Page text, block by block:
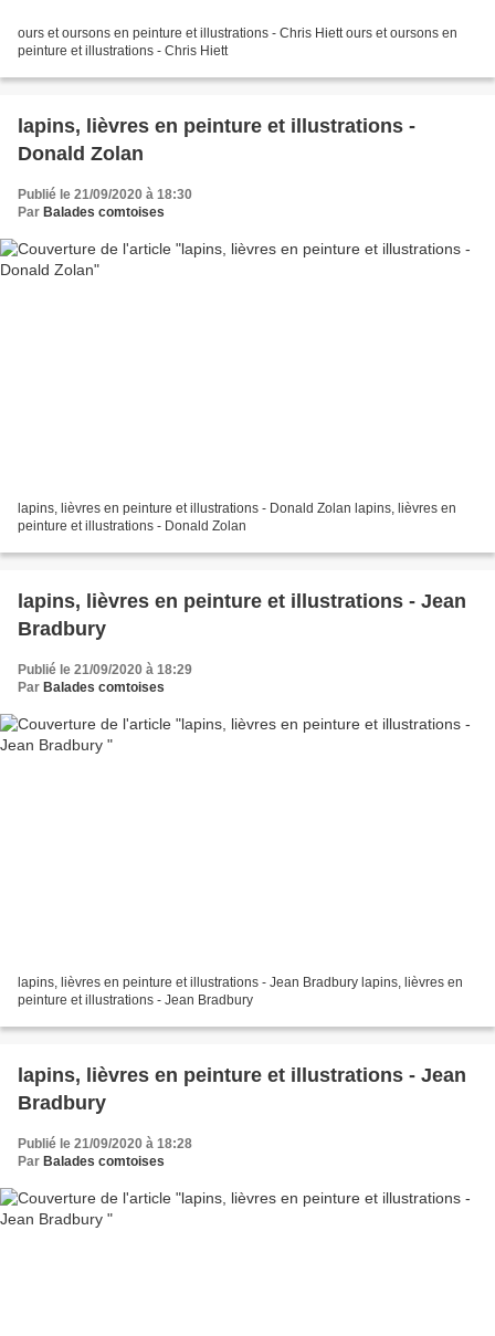
ours et oursons en peinture et illustrations - Chris Hiett ours et oursons en
peinture et illustrations - Chris Hiett
lapins, lièvres en peinture et illustrations -
Donald Zolan
Publié le 21/09/2020 à 18:30
Par Balades comtoises
lapins, lièvres en peinture et illustrations - Donald Zolan lapins, lièvres en
peinture et illustrations - Donald Zolan
lapins, lièvres en peinture et illustrations - Jean
Bradbury
Publié le 21/09/2020 à 18:29
Par Balades comtoises
lapins, lièvres en peinture et illustrations - Jean Bradbury lapins, lièvres en
peinture et illustrations - Jean Bradbury
lapins, lièvres en peinture et illustrations - Jean
Bradbury
Publié le 21/09/2020 à 18:28
Par Balades comtoises